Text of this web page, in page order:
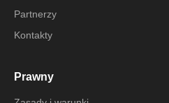
Partnerzy
Kontakty
Prawny